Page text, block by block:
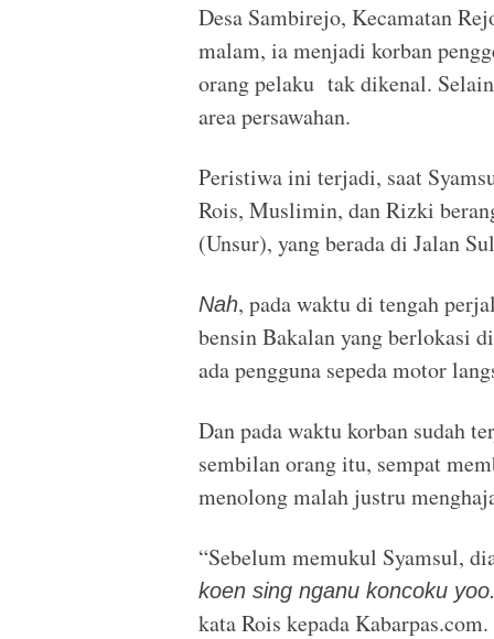
Desa Sambirejo, Kecamatan
malam, ia menjadi korban
orang pelaku tak dikenal.
area persawahan.
Peristiwa ini terjadi, saat
Rois, Muslimin, dan Rizki
(Unsur), yang berada di Jalan
Nah, pada waktu di tengah
bensin Bakalan yang berlokasi
ada pengguna sepeda motor
Dan pada waktu korban sudah
sembilan orang itu, sempat
menolong malah justru
“Sebelum memukul Syamsul,
koen sing nganu koncoku yoo.
kata Rois kepada Kabarpas.com.